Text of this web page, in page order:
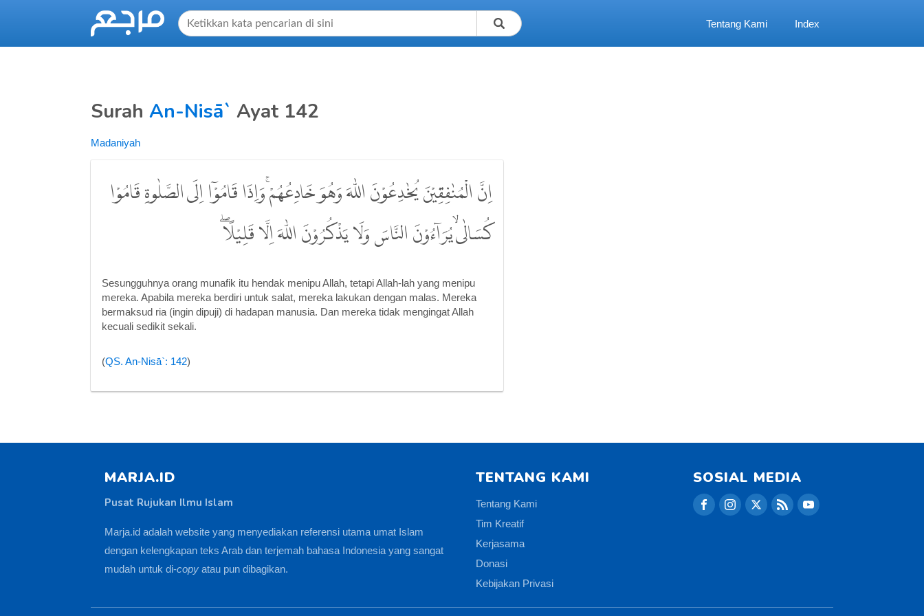
Tentang Kami Index
Surah An-Nisā` Ayat 142
Madaniyah
اِنَّ الْمُنٰفِقِيْنَ يُخٰدِعُوْنَ اللّٰهَ وَهُوَ خَادِعُهُمْۚ وَاِذَا قَامُوْٓا اِلَى الصَّلٰوةِ قَامُوْا
كُسَالٰىۙ يُرَاۤءُوْنَ النَّاسَ وَلَا يَذْكُرُوْنَ اللّٰهَ اِلَّا قَلِيْلًاۖ
Sesungguhnya orang munafik itu hendak menipu Allah, tetapi Allah-lah yang menipu
mereka. Apabila mereka berdiri untuk salat, mereka lakukan dengan malas. Mereka
bermaksud ria (ingin dipuji) di hadapan manusia. Dan mereka tidak mengingat Allah
kecuali sedikit sekali.
(QS. An-Nisā`: 142)
MARJA.ID
Pusat Rujukan Ilmu Islam
Marja.id adalah website yang menyediakan referensi utama umat Islam
dengan kelengkapan teks Arab dan terjemah bahasa Indonesia yang sangat
mudah untuk di-copy atau pun dibagikan.
TENTANG KAMI
Tentang Kami
Tim Kreatif
Kerjasama
Donasi
Kebijakan Privasi
SOSIAL MEDIA